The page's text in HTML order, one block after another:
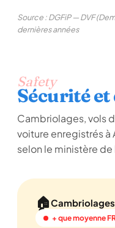
Source : DGFiP — DVF
dernières années
Safety
Sécurité
Cambriolages, vols
voiture enregistrés à
selon le ministère de
🏠
+ que moyenne